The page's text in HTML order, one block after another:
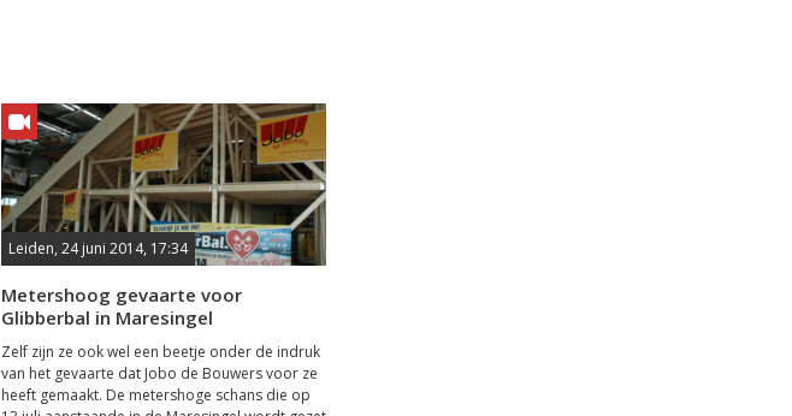
Leiden, 24 juni 2014, 17:34
Metershoog gevaarte voor
Glibberbal in Maresingel
Zelf zijn ze ook wel een beetje onder de indruk
van het gevaarte dat Jobo de Bouwers voor ze
heeft gemaakt. De metershoge schans die op